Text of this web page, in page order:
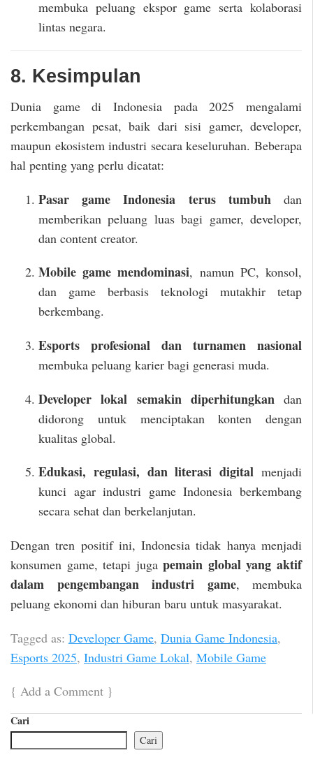
membuka peluang ekspor game serta kolaborasi
lintas negara.
8. Kesimpulan
Dunia game di Indonesia pada 2025 mengalami
perkembangan pesat, baik dari sisi gamer, developer,
maupun ekosistem industri secara keseluruhan. Beberapa
hal penting yang perlu dicatat:
Pasar game Indonesia terus tumbuh dan
memberikan peluang luas bagi gamer, developer,
dan content creator.
Mobile game mendominasi, namun PC, konsol,
dan game berbasis teknologi mutakhir tetap
berkembang.
Esports profesional dan turnamen nasional
membuka peluang karier bagi generasi muda.
Developer lokal semakin diperhitungkan dan
didorong untuk menciptakan konten dengan
kualitas global.
Edukasi, regulasi, dan literasi digital menjadi
kunci agar industri game Indonesia berkembang
secara sehat dan berkelanjutan.
Dengan tren positif ini, Indonesia tidak hanya menjadi
konsumen game, tetapi jugapemain global yang aktif
dalam pengembangan industri game, membuka
peluang ekonomi dan hiburan baru untuk masyarakat.
Tagged as: Developer Game, Dunia Game Indonesia,
Esports 2025, Industri Game Lokal, Mobile Game
{ Add a Comment }
Cari
Cari